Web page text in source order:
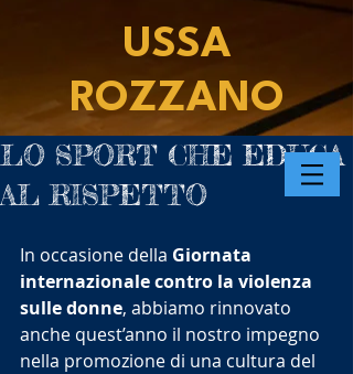
USSA
ROZZANO
LO SPORT CHE EDUCA
AL RISPETTO
In occasione della Giornata
internazionale contro la violenza
sulle donne, abbiamo rinnovato
anche quest’anno il nostro impegno
nella promozione di una cultura del